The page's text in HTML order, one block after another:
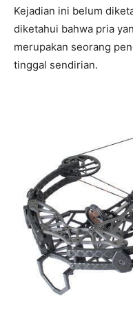
Kejadian ini belum
diketahui bahwa pria
merupakan seorang
tinggal sendirian.